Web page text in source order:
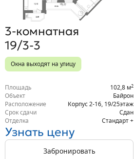
3‑комнатная
19/3-3
Окна выходят на улицу
Площадь 102,8 м2
Объект
Байрон
Расположение
Корпус 2-16 19/25этаж
Срок сдачи
Сдан
Отделка
Стандарт +
Узнать цену
Забронировать